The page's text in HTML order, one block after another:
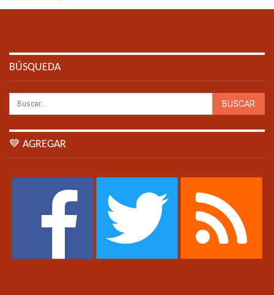
BÚSQUEDA
💙 AGREGAR